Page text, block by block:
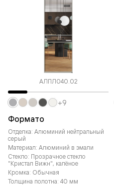
АЛПЛ040.02
Формато
Отделка: Алюминий нейтральный
серый
Материал: Алюминий в эмали
Стекло: Прозрачное стекло
"Кристал Вижн", калёное
Кромка: Обычная
Толщина полотна: 40 мм
+9